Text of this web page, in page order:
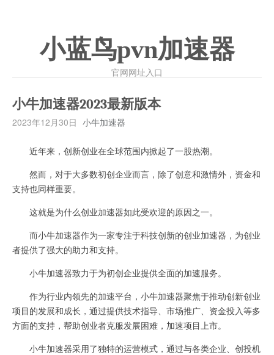
小蓝鸟pvn加速器
官网网址入口
小牛加速器2023最新版本
2023年12月30日 小牛加速器
近年来，创新创业在全球范围内掀起了一股热潮。
然而，对于大多数初创企业而言，除了创意和激情外，资金和
支持也同样重要。
这就是为什么创业加速器如此受欢迎的原因之一。
而小牛加速器作为一家专注于科技创新的创业加速器，为创业
者提供了强大的助力和支持。
小牛加速器致力于为初创企业提供全面的加速服务。
作为行业内领先的加速平台，小牛加速器聚焦于推动创新创业
项目的发展和成长，通过提供技术指导、市场推广、资金投入等多
方面的支持，帮助创业者克服发展困难，加速项目上市。
小牛加速器采用了独特的运营模式，通过与各类企业、创投机